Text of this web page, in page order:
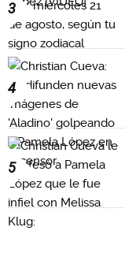
3
4
5